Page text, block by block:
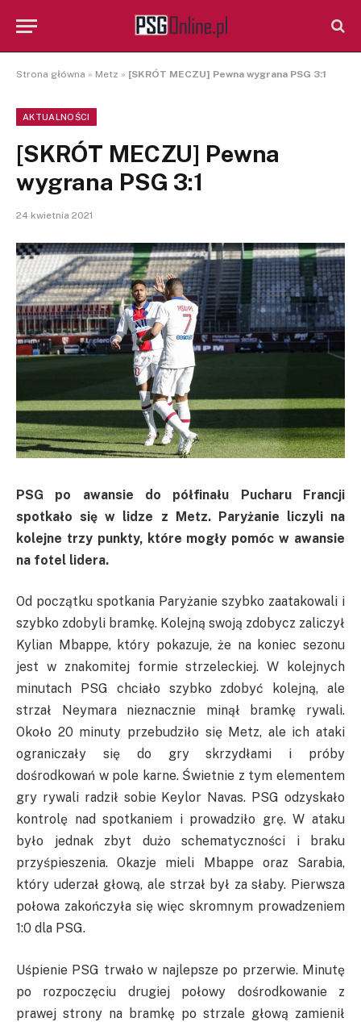
Strona główna » Metz » [SKRÓT MECZU] Pewna wygrana PSG 3:1
AKTUALNOŚCI
[SKRÓT MECZU] Pewna
wygrana PSG 3:1
24 kwietnia 2021
PSG po awansie do półfinału Pucharu Francji
spotkało się w lidze z Metz. Paryżanie liczyli na
kolejne trzy punkty, które mogły pomóc w awansie
na fotel lidera.
Od początku spotkania Paryżanie szybko zaatakowali i
szybko zdobyli bramkę. Kolejną swoją zdobycz zaliczył
Kylian Mbappe, który pokazuje, że na koniec sezonu
jest w znakomitej formie strzeleckiej. W kolejnych
minutach PSG chciało szybko zdobyć kolejną, ale
strzał Neymara nieznacznie minął bramkę rywali.
Około 20 minuty przebudziło się Metz, ale ich ataki
ograniczały się do gry skrzydłami i próby
dośrodkowań w pole karne. Świetnie z tym elementem
gry rywali radził sobie Keylor Navas. PSG odzyskało
kontrolę nad spotkaniem i prowadziło grę. W ataku
było jednak zbyt dużo schematyczności i braku
przyśpieszenia. Okazje mieli Mbappe oraz Sarabia,
który uderzał głową, ale strzał był za słaby. Pierwsza
połowa zakończyła się więc skromnym prowadzeniem
1:0 dla PSG.
Uśpienie PSG trwało w najlepsze po przerwie. Minutę
po rozpoczęciu drugiej połowy dośrodkowanie z
prawej strony na bramkę po strzale głową zamienił